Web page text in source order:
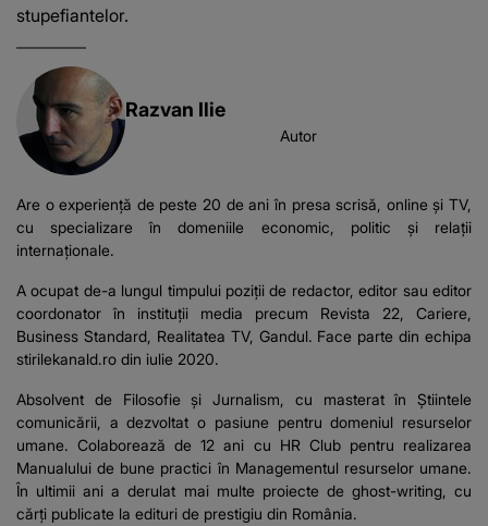
stupefiantelor.
Razvan Ilie
Autor
Are o experiență de peste 20 de ani în presa scrisă, online și TV,
cu specializare în domeniile economic, politic și relații
internaționale.
A ocupat de-a lungul timpului poziții de redactor, editor sau editor
coordonator în instituții media precum Revista 22, Cariere,
Business Standard, Realitatea TV, Gandul. Face parte din echipa
stirilekanald.ro din iulie 2020.
Absolvent de Filosofie și Jurnalism, cu masterat în Știintele
comunicării, a dezvoltat o pasiune pentru domeniul resurselor
umane. Colaborează de 12 ani cu HR Club pentru realizarea
Manualului de bune practici în Managementul resurselor umane.
În ultimii ani a derulat mai multe proiecte de ghost-writing, cu
cărți publicate la edituri de prestigiu din România.